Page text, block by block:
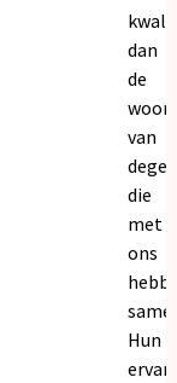
dan
de
van
die
met
ons
Hun